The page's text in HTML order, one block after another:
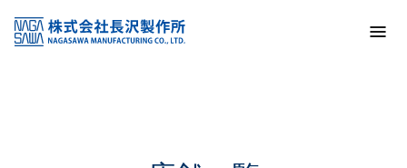
KSS加盟店・取扱店情報
店舗一覧